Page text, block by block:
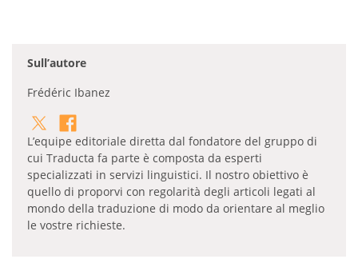
Sull’autore
Frédéric Ibanez
L’equipe editoriale diretta dal fondatore del gruppo di
cui Traducta fa parte è composta da esperti
specializzati in servizi linguistici. Il nostro obiettivo è
quello di proporvi con regolarità degli articoli legati al
mondo della traduzione di modo da orientare al meglio
le vostre richieste.